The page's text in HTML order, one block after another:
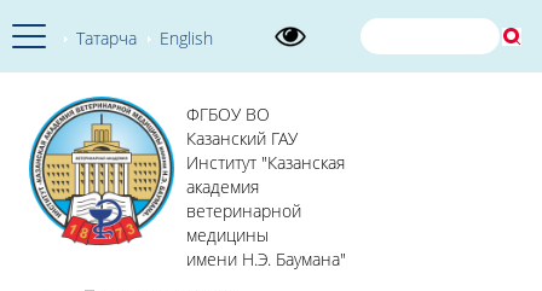
Татарча English
ФГБОУ ВО
Казанский ГАУ
Институт "Казанская
академия
ветеринарной
медицины
имени Н.Э. Баумана"